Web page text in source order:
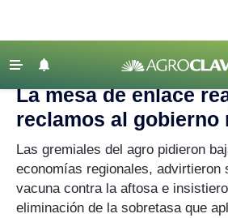
Agricultura
Lechería
Tecnología
‹ VOLVER
Agroclave Actualidad | Mesa de
La mesa de enlace
reclamos al gobierno
Las gremiales del agro pidieron
economías regionales, advirtieron
vacuna contra la aftosa e
eliminación de la sobretasa que